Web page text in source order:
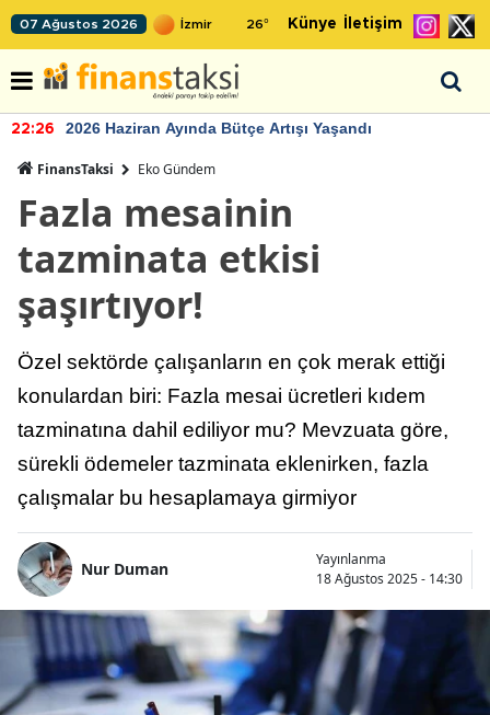
07 Ağustos 2026 26° Künye İletişim
22:26 2026 Haziran Ayında Bütçe Artışı Yaşandı
FinansTaksi Eko Gündem
Fazla mesainin
tazminata etkisi
şaşırtıyor!
Özel sektörde çalışanların en çok merak ettiği
konulardan biri: Fazla mesai ücretleri kıdem
tazminatına dahil ediliyor mu? Mevzuata göre,
sürekli ödemeler tazminata eklenirken, fazla
çalışmalar bu hesaplamaya girmiyor
Nur Duman
Yayınlanma
18 Ağustos 2025 - 14:30